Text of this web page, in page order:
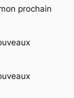
prochain